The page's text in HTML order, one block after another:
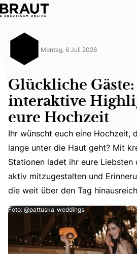
Glückliche Gäste: 6 interaktive
Montag, 6 Juli 2026
Glückliche Gäste:
interaktive
eure Hochzeit
Ihr wünscht euch eine Hochzeit,
Ihr wünscht euch eine Hochzeit,
lange unter die Haut geht? Mit
Stationen ladet ihr eure Liebsten
aktiv mitzugestalten und
die weit über den Tag
Foto: @pattuska_weddings